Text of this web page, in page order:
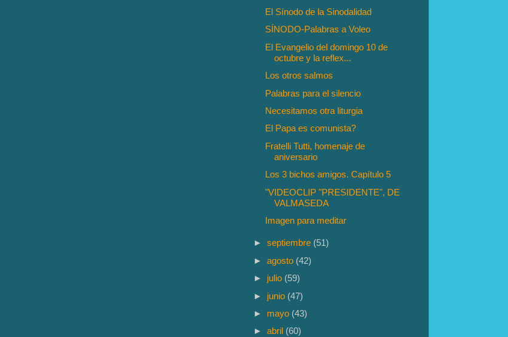
El Sínodo de la Sinodalidad
SÍNODO-Palabras a Voleo
El Evangelio del domingo 10 de
octubre y la reflex...
Los otros salmos
Palabras para el silencio
Necesitamos otra liturgia
El Papa es comunista?
Fratelli Tutti, homenaje de
aniversario
Los 3 bichos amigos. Capítulo 5
"VIDEOCLIP "PRESIDENTE", DE
VALMASEDA
Imagen para meditar
►septiembre (51)
►agosto (42)
► julio (59)
► junio (47)
► mayo (43)
►abril (60)